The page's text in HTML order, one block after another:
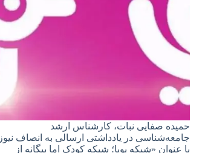
حمیده صفایی نبات، کارشناس ارشد
جامعه‌شناسی در یادداشتی ارسالی به انصاف نیوز
با عنوان «شبکه پویا؛ شبکه کودک اما بیگانه از